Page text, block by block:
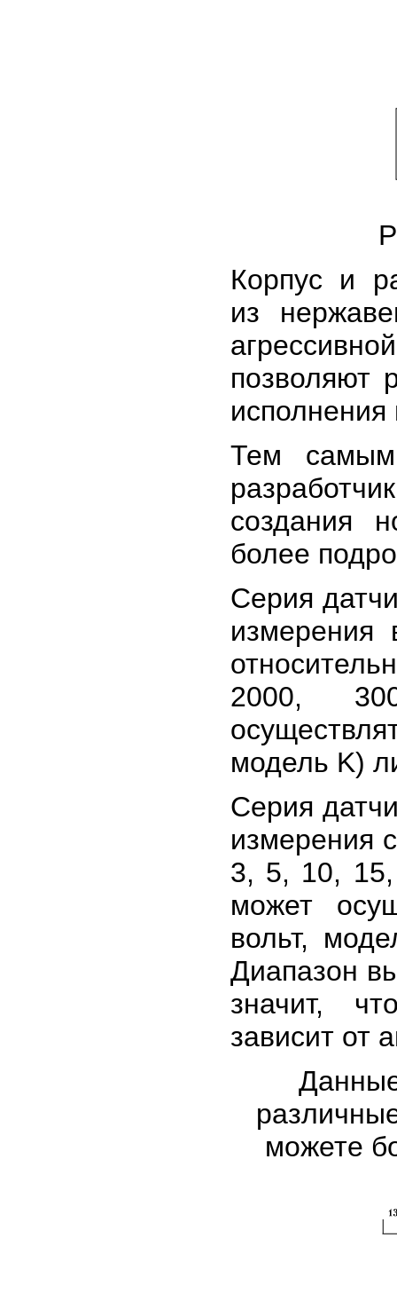
Корпус и
из
позволяют
исполнения
Тем
создания
более
Серия
измерения
2000,
модель K)
Серия
измерения
3, 5, 10,
может
вольт,
Диапазон
значит,
зависит от
можете